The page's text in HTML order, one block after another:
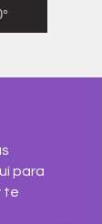
para
te